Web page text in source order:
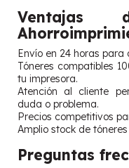
Ventajas
Envío en 24 horas
Tóneres compatibles
tu impresora.
Atención al cliente
duda o problema.
Precios competitivos
Amplio stock de
Preguntas